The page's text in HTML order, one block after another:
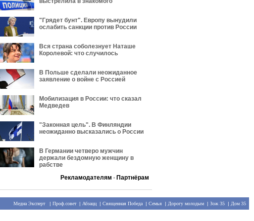
"Грядет бунт". Европу вынудили
ослабить санкции против России
Вся страна соболезнует Наташе
Королевой: что случилось
В Польше сделали неожиданное
заявление о войне с Россией
Мобилизация в России: что сказал
Медведев
"Законная цель". В Финляндии
неожиданно высказались о России
В Германии четверо мужчин
держали бездомную женщину в
рабстве
Рекламодателям • Партнёрам
Медиа Эксперт| Проф.совет| Абзацц | Священная Победа | Семья | Дорогу молодым | Зож 35 | Дом 35